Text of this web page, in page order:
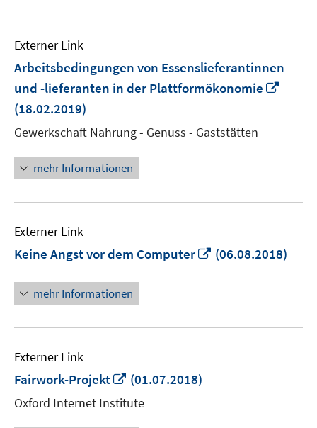
Externer Link
Arbeitsbedingungen von Essenslieferantinnen
und -lieferanten in der Plattformökonomie
(18.02.2019)
Gewerkschaft Nahrung - Genuss - Gaststätten
mehr Informationen
Externer Link
Keine Angst vor dem Computer
In
(06.08.2018)
mehr Informationen
Externer Link
Fairwork-Projekt
In
Fenster
(01.07.2018)
Oxford Internet Institute